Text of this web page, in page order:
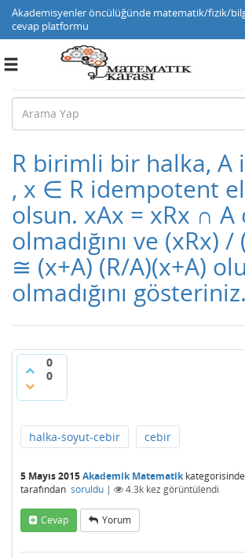
Akademisyenler öncülüğünde matematik/fizik/
cevap platformu
Toggle
R birimli bir halka, A
, x ∈ R idempotent
olsun. xAx = xRx ∩ A
olmadığını ve (xRx) /
≅ (x+A) (R/A)(x+A)
olmadığını gösteriniz.
0
0
halka-soyut-cebir cebir
5 Mayıs 2015Akademik Matematikkategorisinde
tarafından soruldu | 4.3k kez görüntülendi
Cevap Yorum